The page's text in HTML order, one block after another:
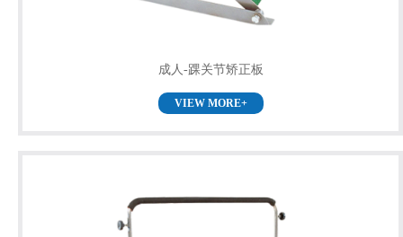
成人-踝关节矫正板
VIEW MORE+